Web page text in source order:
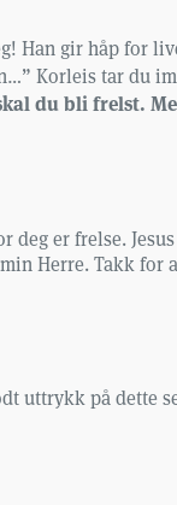
Han gir håp
Korleis tar du
du bli frelst.
er frelse.
Herre. Takk
uttrykk på